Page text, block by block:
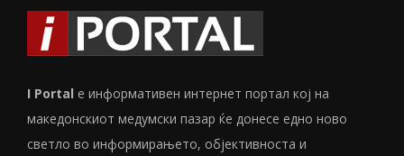
I Portal е информативен интернет портал кој на
македонскиот медумски пазар ќе донесе едно ново
светло во информирањето, објективноста и